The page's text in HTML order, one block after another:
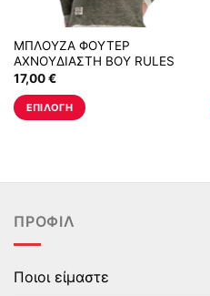
ΜΠΛΟΥΖΑ ΦΟΥΤΕΡ
ΑΧΝΟΥΔΙΑΣΤΗ BOY RULES
ΧΑΚΙ
17,00€
ΕΠΙΛΟΓΉ
έχει
παραλλαγές.
Οι
μπορούν
ΠΡΟΦΊΛ
Ποιοι είμαστε